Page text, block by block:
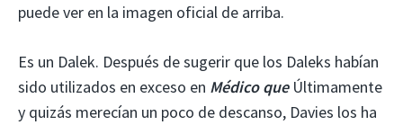
puede ver en la imagen oficial de arriba.
Es un Dalek. Después de sugerir que los Daleks habían
sido utilizados en exceso en Médico queÚltimamente
y quizás merecían un poco de descanso, Davies los ha